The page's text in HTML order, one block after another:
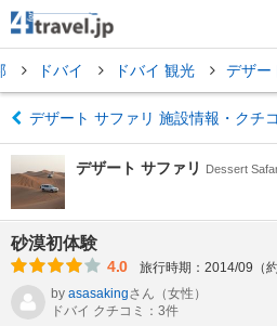
ドバイ ドバイ 観光 デザー
デザート サファリ 施設情報・クチ
デザート サファリ Dessert
砂漠初体験
4.0
旅行時期：2014/09（約
by asasakingさん （女性）
ドバイ クチコミ：3件